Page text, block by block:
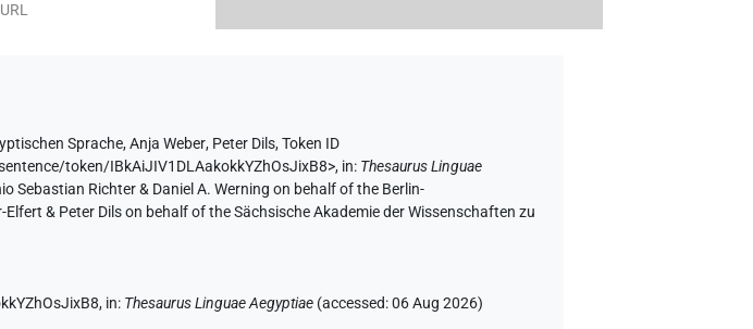
Sprache,Anja Weber, Peter Dils,Token ID
token/IBkAiJIV1DLAakokkYZhOsJixB8>, in: Thesaurus Linguae
Sebastian Richter & Daniel A. Werning on behalf of the Berlin-
& Peter Dils on behalf of the Sächsische Akademie der Wissenschaften zu
in: Thesaurus Linguae Aegyptiae (accessed:06 Aug 2026)